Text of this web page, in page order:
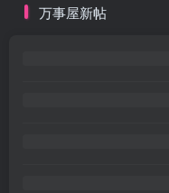
万事屋新帖